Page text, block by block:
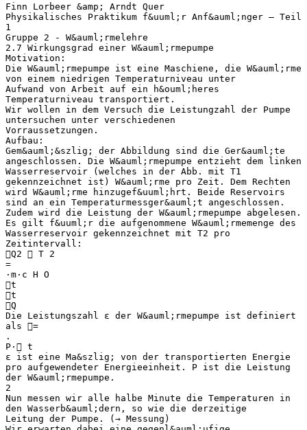
Finn Lorbeer &amp; Arndt Quer
Physikalisches Praktikum f&uuml;r Anf&auml;nger – Teil
1
Gruppe 2 - W&auml;rmelehre
2.7 Wirkungsgrad einer W&auml;rmepumpe
Motivation:
Die W&auml;rmepumpe ist eine Maschiene, die W&auml;rme
von einem niedrigen Temperaturniveau unter
Aufwand von Arbeit auf ein h&ouml;heres
Temperaturniveau transportiert.
Wir wollen in dem Versuch die Leistungzahl der Pumpe
untersuchen unter verschiedenen
Vorraussetzungen.
Aufbau:
Gem&auml;&szlig; der Abbildung sind die Ger&auml;te
angeschlossen. Die W&auml;rmepumpe entzieht dem linken
Wasserreservoir (welches in der Abb. mit T1
gekennzeichnet ist) W&auml;rme pro Zeit. Dem Rechten
wird W&auml;rme hinzugef&uuml;hrt. Beide Reservoirs
sind an ein Temperaturmessger&auml;t angeschlossen.
Zudem wird die Leistung der W&auml;rmepumpe abgelesen.
Es gilt f&uuml;r die aufgenommene W&auml;rmemenge des
Wasserreservoir gekennzeichnet mit T2 pro
Zeitintervall:
Q2  T 2
=
⋅m⋅c H O
t
t
Q
Die Leistungszahl ε der W&auml;rmepumpe ist definiert
als =
.
P⋅ t
ε ist eine Ma&szlig; von der transportierten Energie
pro aufgewendeter Energieeinheit. P ist die Leistung
der W&auml;rmepumpe.
2
Nun messen wir alle halbe Minute die Temperaturen in
den Wasserb&auml;dern, so wie die derzeitige
Leitung der Pumpe. (→ Messung)